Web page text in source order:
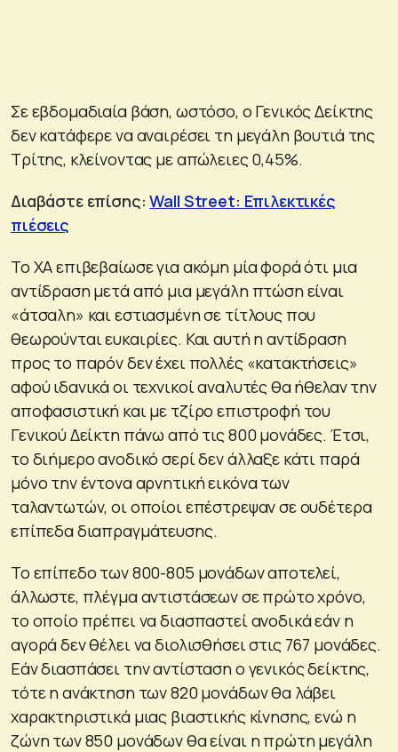
Σε εβδομαδιαία βάση, ωστόσο, ο Γενικός Δείκτης
δεν κατάφερε να αναιρέσει τη μεγάλη βουτιά της
Τρίτης, κλείνοντας με απώλειες 0,45%.
Διαβάστε επίσης:Wall Street: Επιλεκτικές
πιέσεις
Το ΧΑ επιβεβαίωσε για ακόμη μία φορά ότι μια
αντίδραση μετά από μια μεγάλη πτώση είναι
«άτσαλη» και εστιασμένη σε τίτλους που
θεωρούνται ευκαιρίες. Και αυτή η αντίδραση
προς το παρόν δεν έχει πολλές «κατακτήσεις»
αφού ιδανικά οι τεχνικοί αναλυτές θα ήθελαν την
αποφασιστική και με τζίρο επιστροφή του
Γενικού Δείκτη πάνω από τις 800 μονάδες. Έτσι,
το διήμερο ανοδικό σερί δεν άλλαξε κάτι παρά
μόνο την έντονα αρνητική εικόνα των
ταλαντωτών, οι οποίοι επέστρεψαν σε ουδέτερα
επίπεδα διαπραγμάτευσης.
Το επίπεδο των 800-805 μονάδων αποτελεί,
άλλωστε, πλέγμα αντιστάσεων σε πρώτο χρόνο,
το οποίο πρέπει να διασπαστεί ανοδικά εάν η
αγορά δεν θέλει να διολισθήσει στις 767 μονάδες.
Εάν διασπάσει την αντίσταση ο γενικός δείκτης,
τότε η ανάκτηση των 820 μονάδων θα λάβει
χαρακτηριστικά μιας βιαστικής κίνησης, ενώ η
ζώνη των 850 μονάδων θα είναι η πρώτη μεγάλη